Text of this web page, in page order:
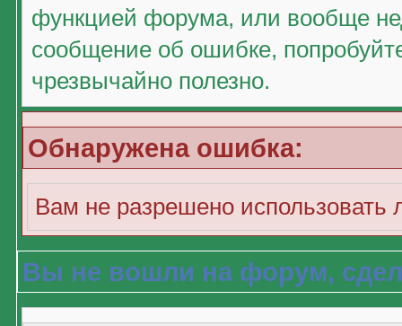
функцией форума, или вообще
сообщение об ошибке,
чрезвычайно полезно.
Обнаружена ошибка:
Вам не разрешено
Вы не вошли на форум,